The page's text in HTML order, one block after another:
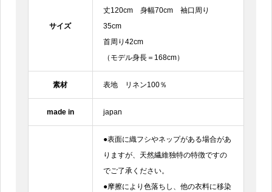
サイズ
丈120cm 身幅70cm 袖口周り
35cm
首周り42cm
（モデル身長＝168cm）
素材 表地 リネン100％
made in japan
●表面に織フシやネップがある場合があ
りますが、天然繊維独特の特徴ですの
でご了承ください。
●摩擦により色落ちし、他の衣料に移染